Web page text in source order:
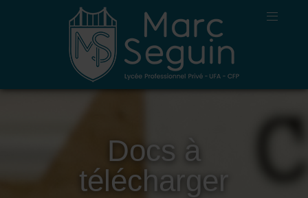
Docs à
télécharger